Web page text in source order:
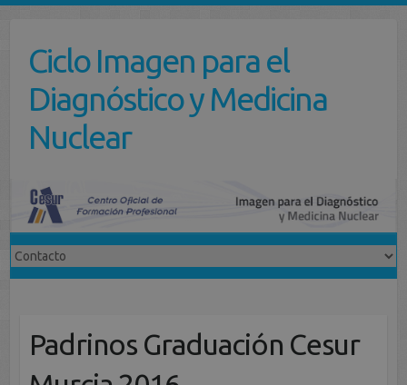
contenidoCiclo Imagen para el
Diagnóstico y Medicina
Nuclear
Padrinos Graduación Cesur